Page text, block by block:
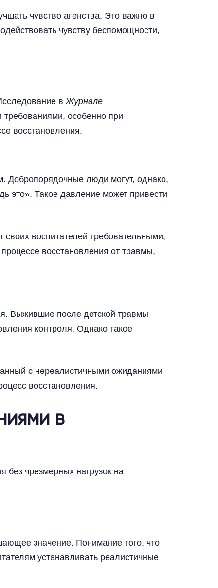
чувство агенства. Это важно в
чувству беспомощности,
вЖурнале
особенно при
восстановления.
Добропорядочные люди могут, однако,
это». Такое давление может привести
воспитателей требовательными,
восстановления от травмы,
Выжившие после детской травмы
контроля. Однако такое
с нереалистичными ожиданиями
восстановления.
в
без чрезмерных нагрузок на
значение. Понимание того, что
устанавливать реалистичные